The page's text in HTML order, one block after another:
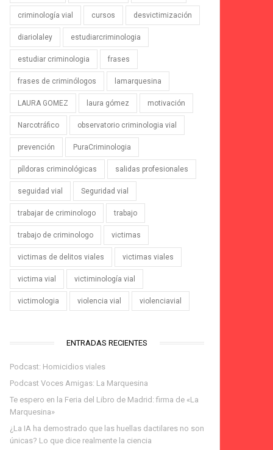
criminología vial cursos desvictimización
diariolaley estudiarcriminologia
estudiar criminologia frases
frases de criminólogos lamarquesina
LAURA GOMEZ laura gómez motivación
Narcotráfico observatorio criminologia vial
prevención PuraCriminologia
píldoras criminológicas salidas profesionales
seguidad vial Seguridad vial
trabajar de criminologo trabajo
trabajo de criminologo victimas
victimas de delitos viales victimas viales
victima vial victiminología vial
victimologia violencia vial violenciavial
ENTRADAS RECIENTES
Podcast: Homicidios viales
Podcast Voces Amigas: La Marquesina
Te espero en la Feria del Libro de Madrid: firma de «La
Marquesina»
¿La IA ha demostrado que las huellas dactilares no son
únicas? Lo que dice realmente la ciencia